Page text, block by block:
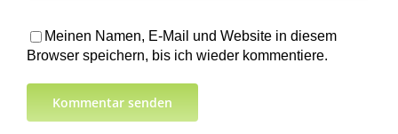
Meinen Namen, E-Mail und Website in diesem
Browser speichern, bis ich wieder kommentiere.